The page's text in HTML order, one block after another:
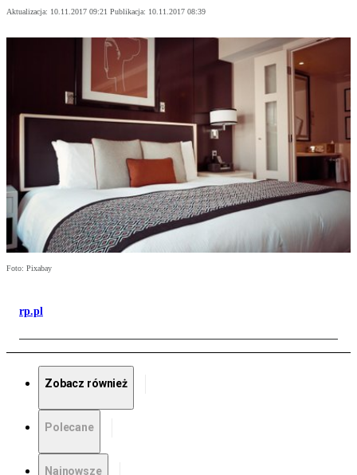
Aktualizacja: 10.11.2017 09:21 Publikacja: 10.11.2017 08:39
Foto: Pixabay
rp.pl
Zobacz również
Polecane
Najnowsze